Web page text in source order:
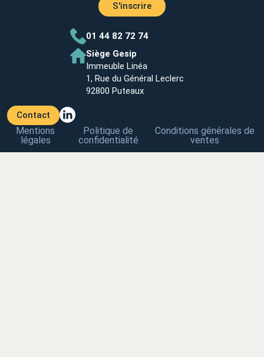
S'inscrire
01 44 82 72 74
Siège Gesip
Immeuble Linéa
1, Rue du Général Leclerc
92800 Puteaux
Contact
Mentions
légales
Politique de
confidentialité
Conditions générales de
ventes